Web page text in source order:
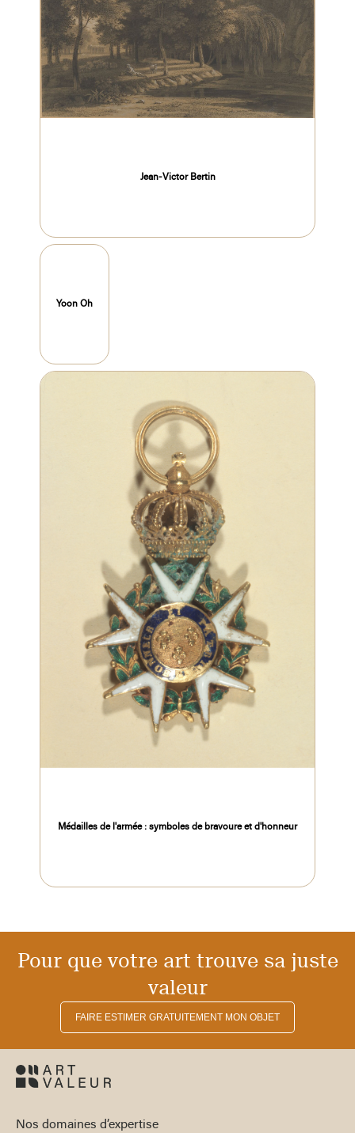
Jean-Victor Bertin
Yoon Oh
Médailles de l'armée : symboles de bravoure et d'honneur
Pour que votre art trouve sa juste
valeur
FAIRE ESTIMER GRATUITEMENT MON OBJET
Nos domaines d’expertise